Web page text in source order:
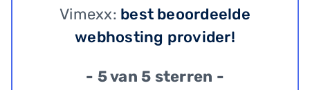
Vimexx: best beoordeelde
webhosting provider!
- 5 van 5 sterren -